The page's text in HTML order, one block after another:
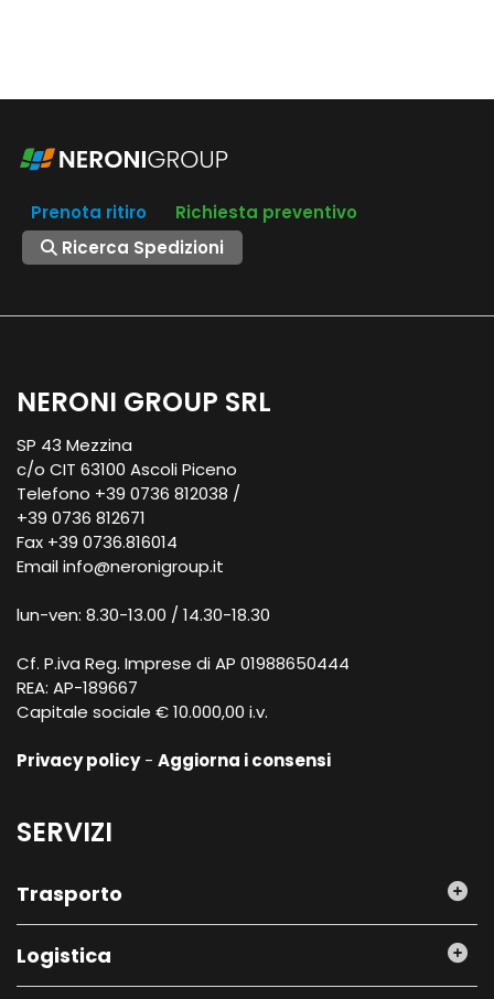
Prenota ritiro
Richiesta preventivo
Ricerca Spedizioni
NERONI GROUP SRL
SP 43 Mezzina
c/o CIT 63100 Ascoli Piceno
Telefono +39 0736 812038 /
+39 0736 812671
Fax +39 0736.816014
Emailinfo@neronigroup.it
lun-ven: 8.30-13.00 / 14.30-18.30
Cf. P.iva Reg. Imprese di AP 01988650444
REA: AP-189667
Capitale sociale € 10.000,00 i.v.
Privacy policy- Aggiorna i consensi
SERVIZI
Trasporto
Logistica